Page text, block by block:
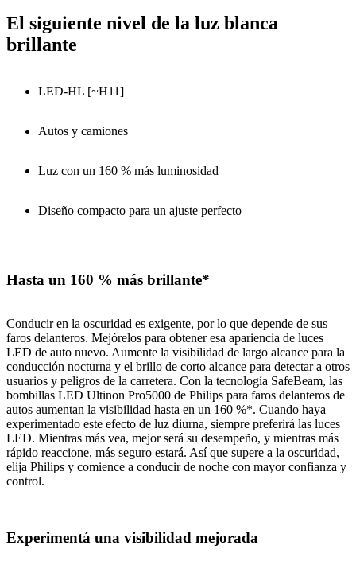
El siguiente nivel de la luz blanca
brillante
LED-HL [~H11]
Autos y camiones
Luz con un 160 % más luminosidad
Diseño compacto para un ajuste perfecto
Hasta un 160 % más brillante*
Conducir en la oscuridad es exigente, por lo que depende de sus
faros delanteros. Mejórelos para obtener esa apariencia de luces
LED de auto nuevo. Aumente la visibilidad de largo alcance para la
conducción nocturna y el brillo de corto alcance para detectar a otros
usuarios y peligros de la carretera. Con la tecnología SafeBeam, las
bombillas LED Ultinon Pro5000 de Philips para faros delanteros de
autos aumentan la visibilidad hasta en un 160 %*. Cuando haya
experimentado este efecto de luz diurna, siempre preferirá las luces
LED. Mientras más vea, mejor será su desempeño, y mientras más
rápido reaccione, más seguro estará. Así que supere a la oscuridad,
elija Philips y comience a conducir de noche con mayor confianza y
control.
Experimentá una visibilidad mejorada